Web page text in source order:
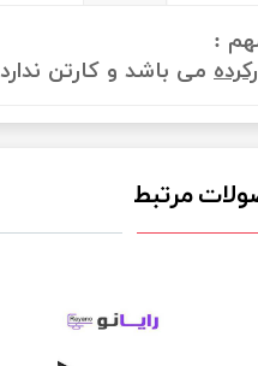
:
می باشد و کارتن ندارد
مرتبط